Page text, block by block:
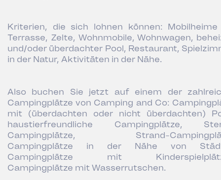
Kriterien, die sich lohnen können:
Terrasse, Zelte, Wohnmobile, Wohnwagen,
und/oder überdachter Pool, Restaurant,
in der Natur, Aktivitäten in der Nähe.
Also buchen Sie jetzt auf einem der
Campingplätze von Camping and Co:
mit (überdachten oder nicht überdachten)
haustierfreundliche Campingplätze,
Campingplätze, Strand-
Campingplätze in der Nähe von
Campingplätze mit
Campingplätze mit Wasserrutschen.